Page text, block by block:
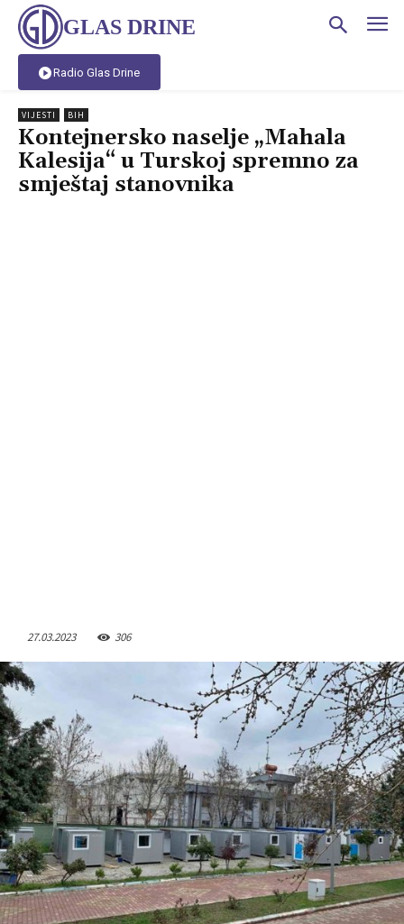
GLAS DRINE
Radio Glas Drine
VIJESTI BIH
Kontejnersko naselje „Mahala
Kalesija“ u Turskoj spremno za
smještaj stanovnika
27.03.2023 306